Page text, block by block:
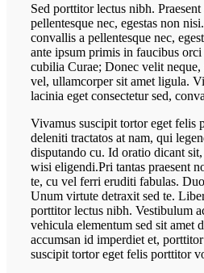
Sed porttitor lectus nibh.
pellentesque nec, egestas non
convallis a pellentesque nec,
ante ipsum primis in faucibus
cubilia Curae; Donec velit
vel, ullamcorper sit amet ligula.
lacinia eget consectetur sed,
Vivamus suscipit tortor eget felis
deleniti tractatos at nam, qui
disputando cu. Id oratio dicant
wisi eligendi.Pri tantas praesent
te, cu vel ferri eruditi fabulas.
Unum virtute detraxit sed te.
porttitor lectus nibh. Vestibulum
vehicula elementum sed sit amet
accumsan id imperdiet et,
suscipit tortor eget felis porttitor